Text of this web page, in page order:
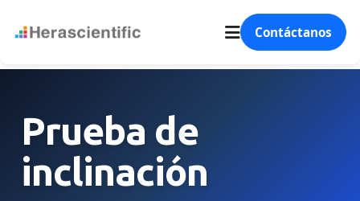
Contáctanos
Prueba de
inclinación